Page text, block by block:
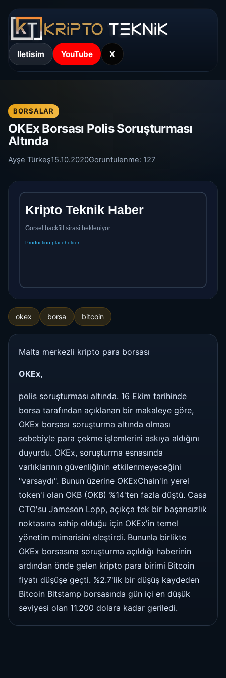
Iletisim YouTube X
BORSALAR
OKEx Borsası Polis Soruşturması
Altında
Ayşe Türkeş15.10.2020Goruntulenme: 127
okex borsa bitcoin
Malta merkezli kripto para borsası
OKEx,
polis soruşturması altında. 16 Ekim tarihinde
borsa tarafından açıklanan bir makaleye göre,
OKEx borsası soruşturma altında olması
sebebiyle para çekme işlemlerini askıya aldığını
duyurdu. OKEx, soruşturma esnasında
varlıklarının güvenliğinin etkilenmeyeceğini
"varsaydı". Bunun üzerine OKExChain'in yerel
token'i olan OKB (OKB) %14'ten fazla düştü. Casa
CTO'su Jameson Lopp, açıkça tek bir başarısızlık
noktasına sahip olduğu için OKEx'in temel
yönetim mimarisini eleştirdi. Bununla birlikte
OKEx borsasına soruşturma açıldığı haberinin
ardından önde gelen kripto para birimi Bitcoin
fiyatı düşüşe geçti. %2.7'lik bir düşüş kaydeden
Bitcoin Bitstamp borsasında gün içi en düşük
seviyesi olan 11.200 dolara kadar geriledi.